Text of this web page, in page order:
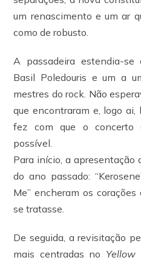
um renascimento e um ar
como de robusto.
A passadeira estendia-
Basil Poledouris e um a
mestres do rock. Não
que encontraram e, logo ai,
fez com que o concerto
possível.
Para início, a apresentação
do ano passado:
Me” encheram os
se tratasse.
De seguida, a revisitação
mais centradas no Yellow